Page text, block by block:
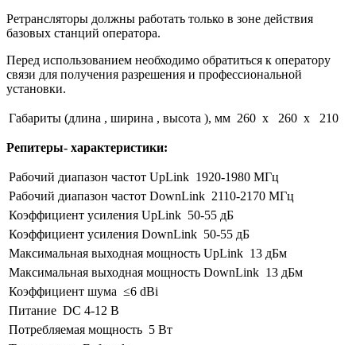
Ретрансляторы должны работать только в зоне действия
базовых станций оператора.
Перед использованием необходимо обратиться к оператору
связи для получения разрешения и профессиональной
установки.
Габариты (длина , ширина , высота ), мм 260 x 260 x 210
Репитеры- характеристики:
Рабочий диапазон частот UpLink 1920-1980 МГц
Рабочий диапазон частот DownLink 2110-2170 МГц
Коэффициент усиления UpLink 50-55 дБ
Коэффициент усиления DownLink 50-55 дБ
Максимальная выходная мощность UpLink 13 дБм
Максимальная выходная мощность DownLink 13 дБм
Коэффициент шума ≤6 dBi
Питание DC 4-12 В
Потребляемая мощность 5 Вт